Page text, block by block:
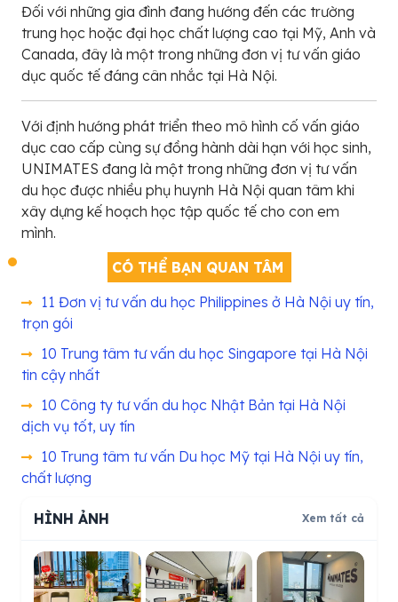
Đối với những gia đình đang hướng đến các trường
trung học hoặc đại học chất lượng cao tại Mỹ, Anh và
Canada, đây là một trong những đơn vị tư vấn giáo
dục quốc tế đáng cân nhắc tại Hà Nội.
Với định hướng phát triển theo mô hình cố vấn giáo
dục cao cấp cùng sự đồng hành dài hạn với học sinh,
UNIMATES đang là một trong những đơn vị tư vấn
du học được nhiều phụ huynh Hà Nội quan tâm khi
xây dựng kế hoạch học tập quốc tế cho con em
mình.
CÓ THỂ BẠN QUAN TÂM
11 Đơn vị tư vấn du học Philippines ở Hà Nội uy tín,
trọn gói
10 Trung tâm tư vấn du học Singapore tại Hà Nội
tin cậy nhất
10 Công ty tư vấn du học Nhật Bản tại Hà Nội
dịch vụ tốt, uy tín
10 Trung tâm tư vấn Du học Mỹ tại Hà Nội uy tín,
chất lượng
HÌNH ẢNH Xem tất cả